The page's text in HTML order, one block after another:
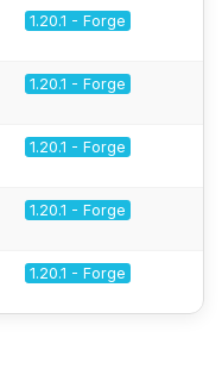
1.20.1 - Forge
1.20.1 - Forge
1.20.1 - Forge
1.20.1 - Forge
1.20.1 - Forge